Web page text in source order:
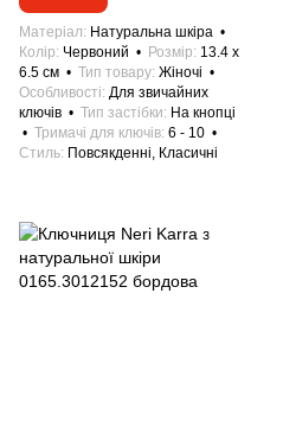
Матеріал
Натуральна шкіра
Колір Червоний Розмір 13.4 x
6.5 см
Тип товару Жіночі
Особливості Для звичайних
ключів
Тип застібки
На кнопці
Тримачі для ключів 6 - 10
Стиль Повсякденні, Класичні